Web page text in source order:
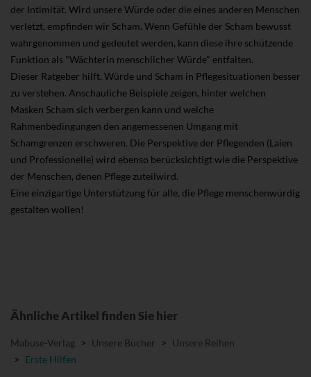
der Intimität. Wird unsere Würde oder die eines anderen Menschen
verletzt, empfinden wir Scham. Wenn Gefühle der Scham bewusst
wahrgenommen und gedeutet werden, kann diese ihre schützende
Funktion als "Wächterin menschlicher Würde" entfalten.
Dieser Ratgeber hilft, Würde und Scham in Pflegesituationen besser
zu verstehen. Anschauliche Beispiele zeigen, hinter welchen
Masken Scham sich verbergen kann und welche
Rahmenbedingungen den angemessenen Umgang mit
Schamgrenzen erschweren. Die Perspektive der Pflegenden (Laien
und Professionelle) wird ebenso berücksichtigt wie die Perspektive
der Menschen, denen Pflege zuteilwird.
Eine einzigartige Unterstützung für alle, die Pflege menschenwürdig
gestalten wollen!
Ähnliche Artikel finden Sie hier
Mabuse-Verlag > Unsere Bücher > Unsere Reihen
> Erste Hilfen